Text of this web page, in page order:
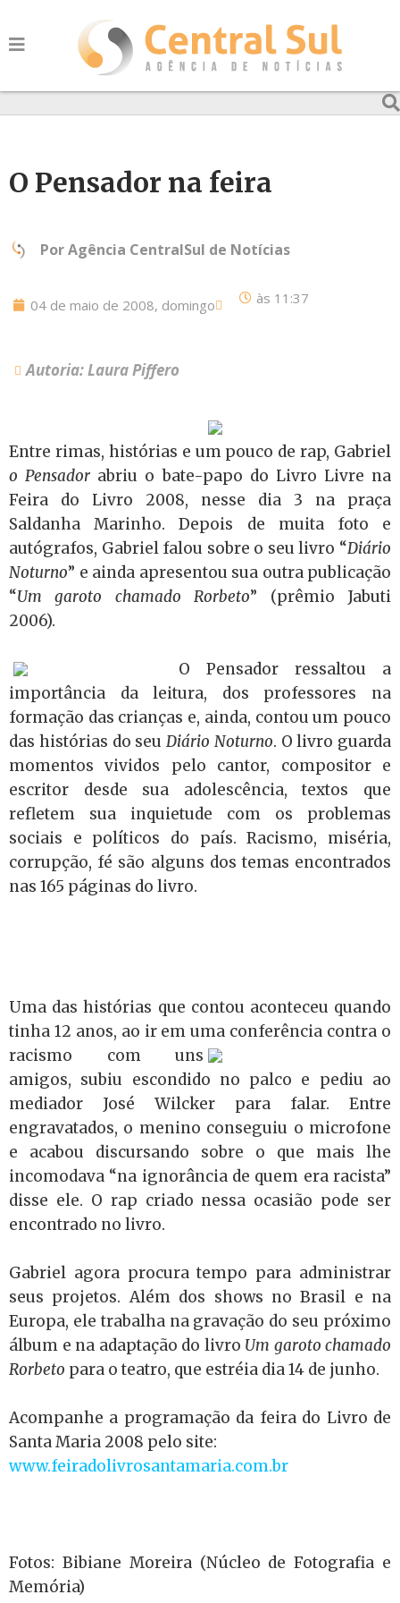
O Pensador na feira
PorAgência CentralSul de Notícias
04 de maio de 2008, domingo às 11:37
Autoria: Laura Piffero
Entre rimas, histórias e um pouco de rap, Gabriel
o Pensador abriu o bate-papo do Livro Livre na
Feira do Livro 2008, nesse dia 3 na praça
Saldanha Marinho. Depois de muita foto e
autógrafos, Gabriel falou sobre o seu livro “Diário
Noturno” e ainda apresentou sua outra publicação
“Um garoto chamado Rorbeto” (prêmio Jabuti
2006).
O Pensador ressaltou a
importância da leitura, dos professores na
formação das crianças e, ainda, contou um pouco
das histórias do seu Diário Noturno. O livro guarda
momentos vividos pelo cantor, compositor e
escritor desde sua adolescência, textos que
refletem sua inquietude com os problemas
sociais e políticos do país. Racismo, miséria,
corrupção, fé são alguns dos temas encontrados
nas 165 páginas do livro.
Uma das histórias que contou aconteceu quando
tinha 12 anos, ao ir em uma conferência contra o
racismo com uns
amigos, subiu escondido no palco e pediu ao
mediador José Wilcker para falar. Entre
engravatados, o menino conseguiu o microfone
e acabou discursando sobre o que mais lhe
incomodava “na ignorância de quem era racista”
disse ele. O rap criado nessa ocasião pode ser
encontrado no livro.
Gabriel agora procura tempo para administrar
seus projetos. Além dos shows no Brasil e na
Europa, ele trabalha na gravação do seu próximo
álbum e na adaptação do livro Um garoto chamado
Rorbeto para o teatro, que estréia dia 14 de junho.
Acompanhe a programação da feira do Livro de
Santa Maria 2008 pelo site:
www.feiradolivrosantamaria.com.br
Fotos: Bibiane Moreira (Núcleo de Fotografia e
Memória)